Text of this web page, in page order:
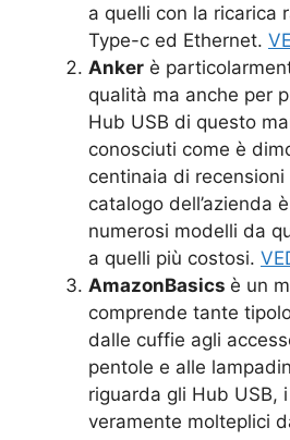
a quelli con la ricarica
Type-c ed Ethernet.
Anker è
qualità ma anche per
Hub USB di questo
conosciuti come è
centinaia di recensioni
catalogo dell’azienda
numerosi modelli da
a quelli più costosi.
AmazonBasics è un
comprende tante
dalle cuffie agli
pentole e alle
riguarda gli Hub USB,
veramente molteplici